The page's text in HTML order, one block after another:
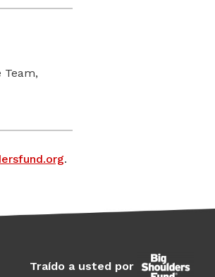
Team,
.
Traído a usted por